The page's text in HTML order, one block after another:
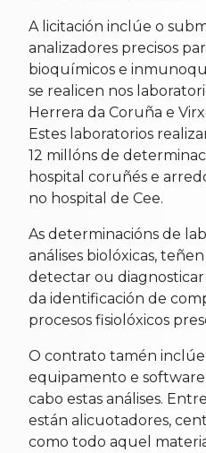
A licitación inclúe o
analizadores precisos
bioquímicos e
se realicen nos
Herrera da Coruña e
Estes laboratorios
12 millóns de
hospital coruñés e
no hospital de Cee.
As determinacións de
análises biolóxicas,
detectar ou
da identificación de
procesos fisiolóxicos
O contrato tamén
equipamento e software
cabo estas análises.
están alicuotadores,
como todo aquel